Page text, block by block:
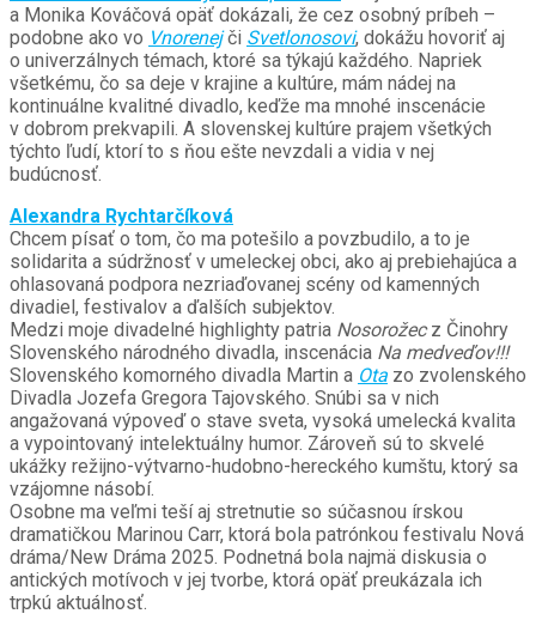
a Monika Kováčová opäť dokázali, že cez osobný príbeh –
podobne ako vo Vnorenejči Svetlonosovi, dokážu hovoriť aj
o univerzálnych témach, ktoré sa týkajú každého. Napriek
všetkému, čo sa deje v krajine a kultúre, mám nádej na
kontinuálne kvalitné divadlo, keďže ma mnohé inscenácie
v dobrom prekvapili. A slovenskej kultúre prajem všetkých
týchto ľudí, ktorí to s ňou ešte nevzdali a vidia v nej
budúcnosť.
Alexandra Rychtarčíková
Chcem písať o tom, čo ma potešilo a povzbudilo, a to je
solidarita a súdržnosť v umeleckej obci, ako aj prebiehajúca a
ohlasovaná podpora nezriaďovanej scény od kamenných
divadiel, festivalov a ďalších subjektov.
Medzi moje divadelné highlighty patria Nosorožecz Činohry
Slovenského národného divadla, inscenácia Na medveďov!!!
Slovenského komorného divadla Martin a Ota zo zvolenského
Divadla Jozefa Gregora Tajovského. Snúbi sa v nich
angažovaná výpoveď o stave sveta, vysoká umelecká kvalita
a vypointovaný intelektuálny humor. Zároveň sú to skvelé
ukážky režijno-výtvarno-hudobno-hereckého kumštu, ktorý sa
vzájomne násobí.
Osobne ma veľmi teší aj stretnutie so súčasnou írskou
dramatičkou Marinou Carr, ktorá bola patrónkou festivalu Nová
dráma/New Dráma 2025. Podnetná bola najmä diskusia o
antických motívoch v jej tvorbe, ktorá opäť preukázala ich
trpkú aktuálnosť.